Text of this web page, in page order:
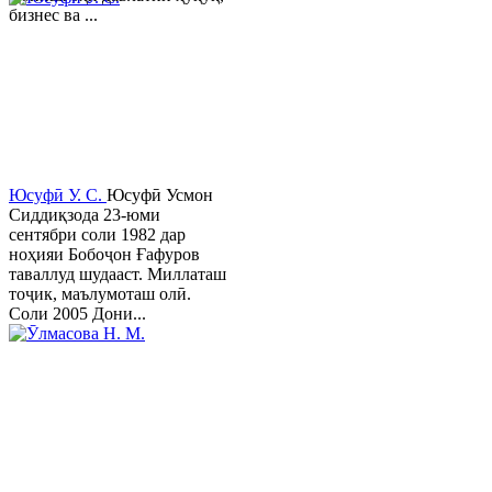
бизнес ва ...
Юсуфӣ У. C. Юсуфӣ Усмон
Сиддиқзода 23-юми
сентябри соли 1982 дар
ноҳияи Бобоҷон Ғафуров
таваллуд шудааст. Миллаташ
тоҷик, маълумоташ олӣ.
Соли 2005 Дони...